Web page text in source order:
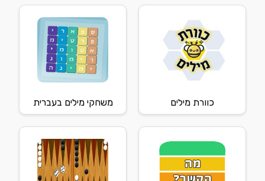
כוורת מילים משחקי מילים בעברית